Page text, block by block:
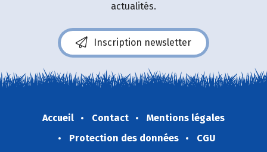
actualités.
Inscription newsletter
Accueil Contact
Mentions légales
Protection des données
CGU